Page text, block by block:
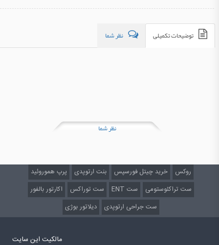
توضیحات تکمیلی نظر شما
نظر شما
روکس خرید چیتل فورسپس بنت ارتوپدی
پرپ هموروئید
ست تراکئوستومی
ست ENT ست توراکس
اکارتور بالفور
ست جراحی ارتوپدی
دیلاتور بوژی
مالکیت این سایت